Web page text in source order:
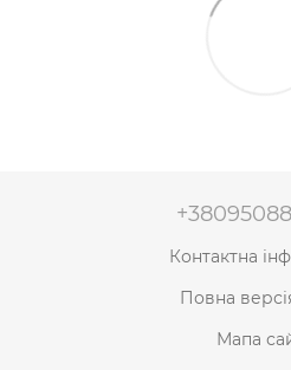
Контактна
Повна
Мапа